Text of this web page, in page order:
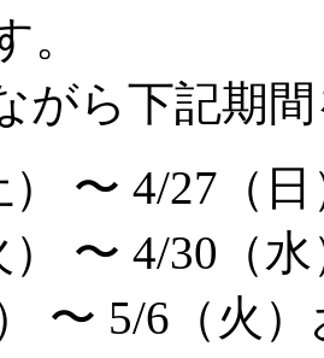
。
がら下記期
） 〜 4/27（
） 〜 4/30（
〜 5/6（火